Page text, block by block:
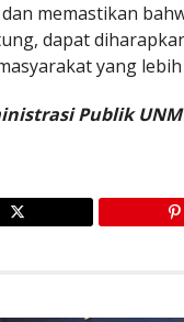
memastikan
dapat
yang
Publik UNM